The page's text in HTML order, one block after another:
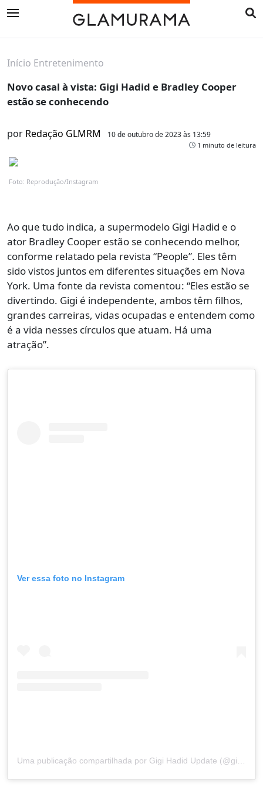
Início Entretenimento
Novo casal à vista: Gigi Hadid e Bradley Cooper
estão se conhecendo
por Redação GLMRM 10 de outubro de 2023 às 13:59
1 minuto de leitura
Foto: Reprodução/Instagram
Ao que tudo indica, a supermodelo Gigi Hadid e o
ator Bradley Cooper estão se conhecendo melhor,
conforme relatado pela revista “People”. Eles têm
sido vistos juntos em diferentes situações em Nova
York. Uma fonte da revista comentou: “Eles estão se
divertindo. Gigi é independente, ambos têm filhos,
grandes carreiras, vidas ocupadas e entendem como
é a vida nesses círculos que atuam. Há uma
atração”.
Ver essa foto no Instagram
Uma publicação compartilhada por Gigi Hadid Update (@gigi.hadidupdate)